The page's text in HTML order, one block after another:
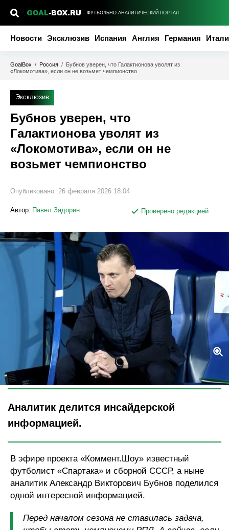
- ФУТБОЛЬНО-АНАЛИТИЧЕСКИЙ ПОРТАЛ
Новости Эксклюзив Испания Англия Германия
GoalBox / Россия / Бубнов уверен, что Галактионова уволят из
«Локомотива», если он не возьмет чемпионство
Эксклюзив
Бубнов уверен, что
Галактионова уволят из
«Локомотива», если он не
возьмет чемпионство
Опубликовано: 26 февраля 2026 18:04
Автор: Павел Задорин Проверено редакцией
Legion-Media
Аналитик делится инсайдерской
информацией.
В эфире проекта «Коммент.Шоу» известный
футболист «Спартака» и сборной СССР, а ныне
аналитик Александр Викторович Бубнов поделился
одной интересной информацией.
Перед началом сезона не ставилась задача,